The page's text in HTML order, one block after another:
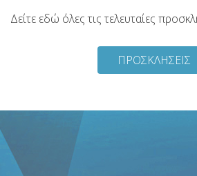
Δείτε εδώ όλες τις τελευταίες
ΠΡΟΣΚΛΗΣΕΙΣ